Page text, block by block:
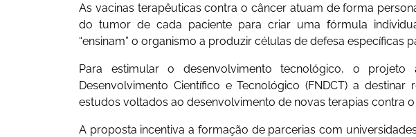
As vacinas terapêuticas contra o câncer atuam de forma
do tumor de cada paciente para criar uma fórmula
“ensinam” o organismo a produzir células de defesa específicas
Para estimular o desenvolvimento tecnológico, o
Desenvolvimento Científico e Tecnológico (FNDCT) a
estudos voltados ao desenvolvimento de novas terapias contra o
A proposta incentiva a formação de parcerias com